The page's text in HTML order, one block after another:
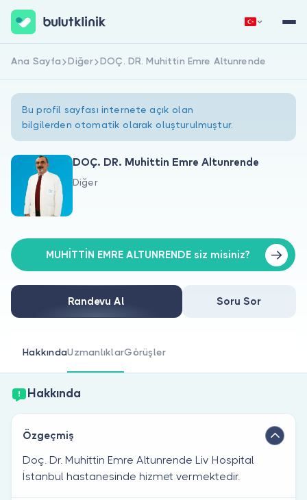
Hakkımızda
Doktorlar için
Doktor musunuz?
Hemen Kaydol Giriş Yap
Ana Sayfa Diğer DOÇ. DR. Muhittin Emre Altunrende
Bu profil sayfası internete açık olan
bilgilerden otomatik olarak oluşturulmuştur.
DOÇ. DR. Muhittin Emre Altunrende
Diğer
MUHİTTİN EMRE ALTUNRENDE siz misiniz?
Randevu Al Soru Sor
HakkındaUzmanlıklarGörüşler
Hakkında
Özgeçmiş
Doç. Dr. Muhittin Emre Altunrende Liv Hospital
İstanbul hastanesinde hizmet vermektedir.